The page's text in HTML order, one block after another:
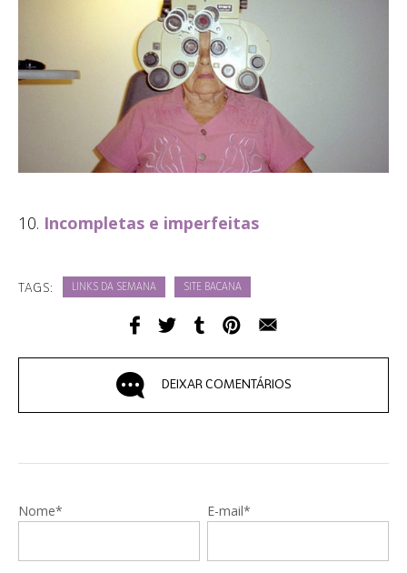
10. Incompletas e imperfeitas
TAGS: LINKS DA SEMANA SITE BACANA
DEIXAR COMENTÁRIOS
Nome* E-mail*